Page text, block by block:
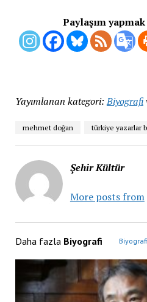
Paylaşım
Yayımlanan kategori: Biyografi
mehmet doğan türkiye yazarlar
Şehir Kültür
More posts from
Daha fazla Biyografi